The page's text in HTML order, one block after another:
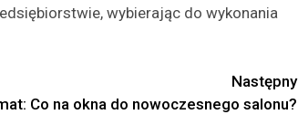
wybierając do wykonania
Następny
Co na okna do nowoczesnego salonu?